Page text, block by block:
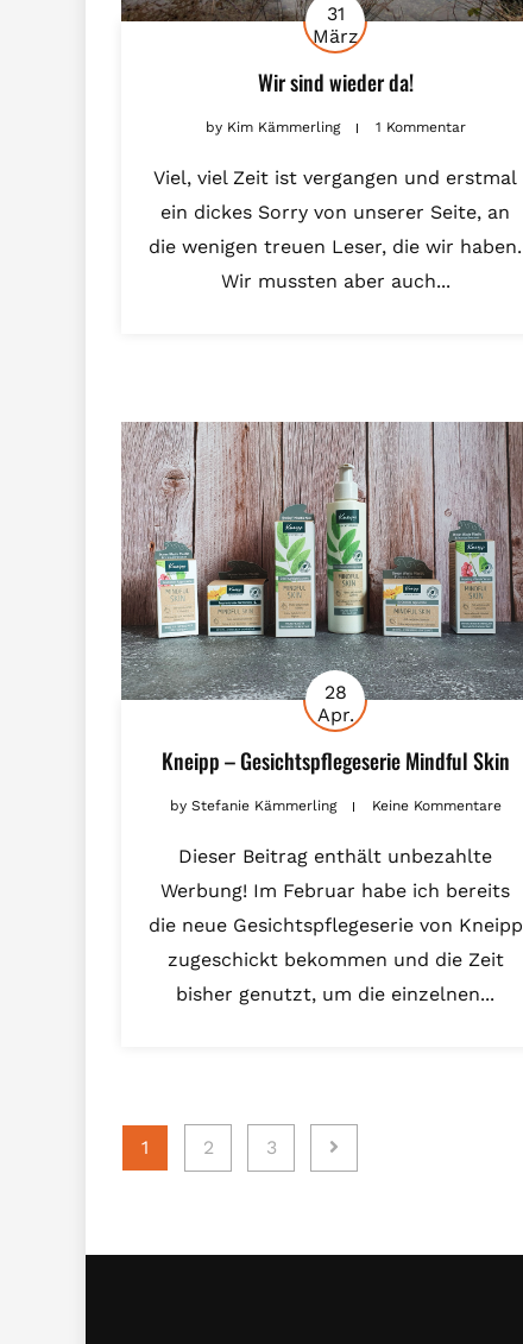
31
März
Wir sind wieder da!
byKim Kämmerling 1 Kommentar
Viel, viel Zeit ist vergangen und erstmal
ein dickes Sorry von unserer Seite, an
die wenigen treuen Leser, die wir haben.
Wir mussten aber auch...
28
Apr.
Kneipp – Gesichtspflegeserie Mindful Skin
byStefanie Kämmerling Keine Kommentare
Dieser Beitrag enthält unbezahlte
Werbung! Im Februar habe ich bereits
die neue Gesichtspflegeserie von Kneipp
zugeschickt bekommen und die Zeit
bisher genutzt, um die einzelnen...
Seitennummerierung
1 2 3